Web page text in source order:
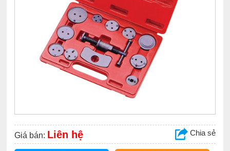
Giá bán: Liên hệ Chia sẻ